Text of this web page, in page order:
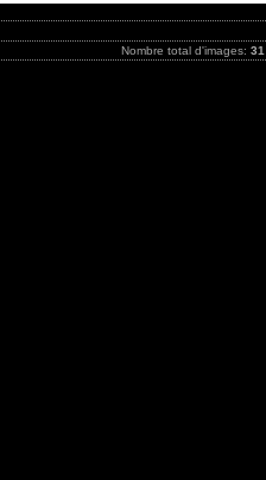
Nombre total d'images: 31